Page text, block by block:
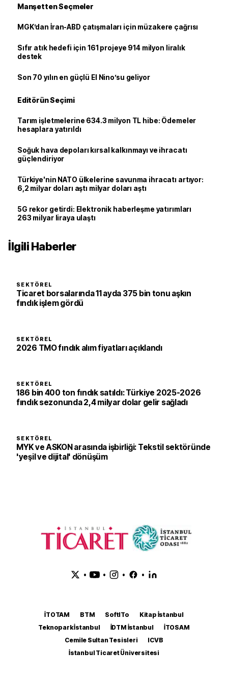
Manşetten Seçmeler
MGK’dan İran-ABD çatışmaları için müzakere çağrısı
Sıfır atık hedefi için 161 projeye 914 milyon liralık
destek
Son 70 yılın en güçlü El Nino’su geliyor
Editörün Seçimi
Tarım işletmelerine 634.3 milyon TL hibe: Ödemeler
hesaplara yatırıldı
Soğuk hava depoları kırsal kalkınmayı ve ihracatı
güçlendiriyor
Türkiye'nin NATO ülkelerine savunma ihracatı artıyor:
6,2 milyar doları aştı milyar doları aştı
5G rekor getirdi: Elektronik haberleşme yatırımları
263 milyar liraya ulaştı
İlgili Haberler
SEKTÖREL
Ticaret borsalarında 11 ayda 375 bin tonu aşkın
fındık işlem gördü
SEKTÖREL
2026 TMO fındık alım fiyatları açıklandı
SEKTÖREL
186 bin 400 ton fındık satıldı: Türkiye 2025-2026
fındık sezonunda 2,4 milyar dolar gelir sağladı
SEKTÖREL
MYK ve ASKON arasında işbirliği: Tekstil sektöründe
'yeşil ve dijital' dönüşüm
• • • •
İTOTAM BTM SoftITo
Kitap İstanbul
Teknopark İstanbul
İDTM İstanbul
İTOSAM
Cemile Sultan Tesisleri
ICVB
İstanbul Ticaret Üniversitesi